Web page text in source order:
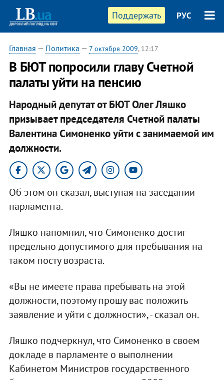
Поддержать РУС
Главная — Политика — 7 октября 2009, 12:17
В БЮТ попросили главу Счетной
палаты уйти на пенсию
Народный депутат от БЮТ Олег Ляшко
призывает председателя Счетной палаты
Валентина Симоненко уйти с занимаемой им
должности.
Об этом он сказал, выступая на заседании
парламента.
Ляшко напомнил, что Симоненко достиг
предельно допустимого для пребывания на
таком посту возраста.
«Вы не имеете права пребывать на этой
должности, поэтому прошу вас положить
заявление и уйти с должности», - сказал он.
Ляшко подчеркнул, что Симоненко в своем
докладе в парламенте о выполнении
Кабинетом Министров государственного